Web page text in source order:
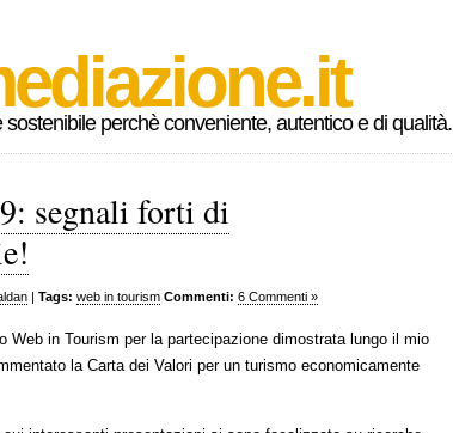
perchè conveniente, autentico e di qualità.
segnali forti di
| Tags: web in tourism Commenti: 6 Commenti »
Web in Tourism per la partecipazione dimostrata lungo il mio
la Carta dei Valori per un turismo economicamente